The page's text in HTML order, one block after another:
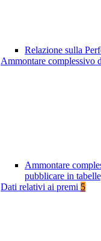
Relazione sulla
Ammontare complessivo
Ammontare
pubblicare in
Dati relativi ai premi 5